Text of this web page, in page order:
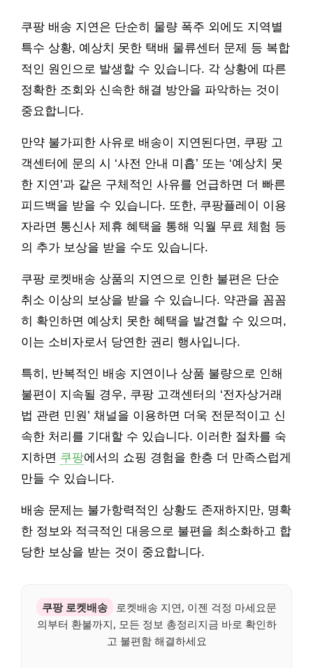
쿠팡 배송 지연은 단순히 물량 폭주 외에도 지역별
특수 상황, 예상치 못한 택배 물류센터 문제 등 복합
적인 원인으로 발생할 수 있습니다. 각 상황에 따른
정확한 조회와 신속한 해결 방안을 파악하는 것이
중요합니다.
만약 불가피한 사유로 배송이 지연된다면, 쿠팡 고
객센터에 문의 시 ‘사전 안내 미흡’ 또는 ‘예상치 못
한 지연’과 같은 구체적인 사유를 언급하면 더 빠른
피드백을 받을 수 있습니다. 또한, 쿠팡플레이 이용
자라면 통신사 제휴 혜택을 통해 익월 무료 체험 등
의 추가 보상을 받을 수도 있습니다.
쿠팡 로켓배송 상품의 지연으로 인한 불편은 단순
취소 이상의 보상을 받을 수 있습니다. 약관을 꼼꼼
히 확인하면 예상치 못한 혜택을 발견할 수 있으며,
이는 소비자로서 당연한 권리 행사입니다.
특히, 반복적인 배송 지연이나 상품 불량으로 인해
불편이 지속될 경우, 쿠팡 고객센터의 ‘전자상거래
법 관련 민원’ 채널을 이용하면 더욱 전문적이고 신
속한 처리를 기대할 수 있습니다. 이러한 절차를 숙
지하면 쿠팡에서의 쇼핑 경험을 한층 더 만족스럽게
만들 수 있습니다.
배송 문제는 불가항력적인 상황도 존재하지만, 명확
한 정보와 적극적인 대응으로 불편을 최소화하고 합
당한 보상을 받는 것이 중요합니다.
쿠팡 로켓배송
로켓배송 지연, 이젠 걱정 마세요문
의부터 환불까지, 모든 정보 총정리지금 바로 확인하
고 불편함 해결하세요